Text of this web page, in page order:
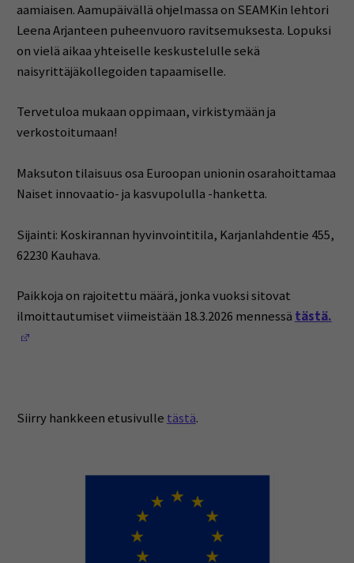
aamiaisen. Aamupäivällä ohjelmassa on SEAMKin lehtori
Leena Arjanteen puheenvuoro ravitsemuksesta. Lopuksi
on vielä aikaa yhteiselle keskustelulle sekä
naisyrittäjäkollegoiden tapaamiselle.
Tervetuloa mukaan oppimaan, virkistymään ja
verkostoitumaan!
Maksuton tilaisuus osa Euroopan unionin osarahoittamaa
Naiset innovaatio- ja kasvupolulla -hanketta.
Sijainti: Koskirannan hyvinvointitila, Karjanlahdentie 455,
62230 Kauhava.
Paikkoja on rajoitettu määrä, jonka vuoksi sitovat
ilmoittautumiset viimeistään 18.3.2026 mennessä tästä.
Siirry hankkeen etusivulle tästä.